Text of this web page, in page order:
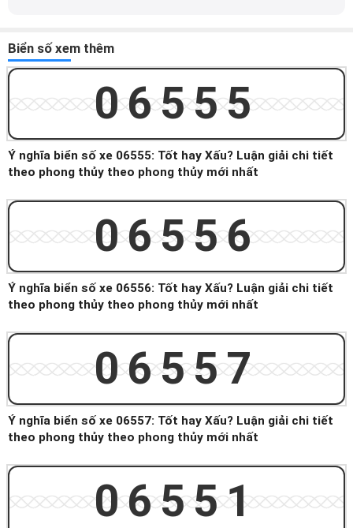
Biển số xem thêm
06555
Ý nghĩa biển số xe 06555: Tốt hay Xấu? Luận giải chi tiết
theo phong thủy theo phong thủy mới nhất
06556
Ý nghĩa biển số xe 06556: Tốt hay Xấu? Luận giải chi tiết
theo phong thủy theo phong thủy mới nhất
06557
Ý nghĩa biển số xe 06557: Tốt hay Xấu? Luận giải chi tiết
theo phong thủy theo phong thủy mới nhất
06551